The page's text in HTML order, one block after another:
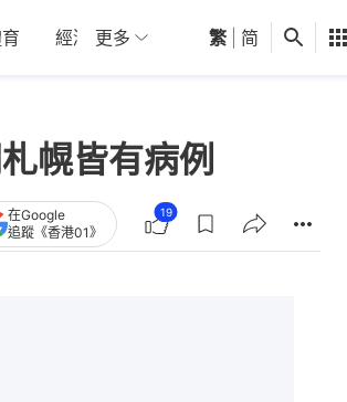
經濟 01深圳 觀點 健康
更多 繁 简
幌皆有病例
在Google
追蹤《香港01》
19